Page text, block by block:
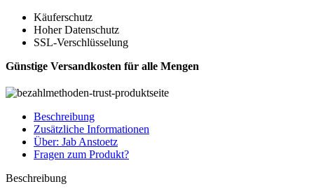
Käuferschutz
Hoher Datenschutz
SSL-Verschlüsselung
Günstige Versandkosten für alle Mengen
Beschreibung
Zusätzliche Informationen
Über: Jab Anstoetz
Fragen zum Produkt?
Beschreibung